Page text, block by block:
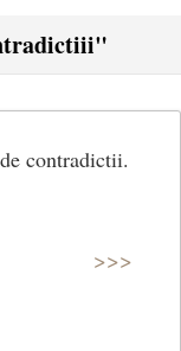
contradictii.
>>>